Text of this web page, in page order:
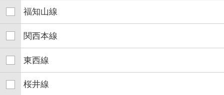
福知山線
関西本線
東西線
桜井線